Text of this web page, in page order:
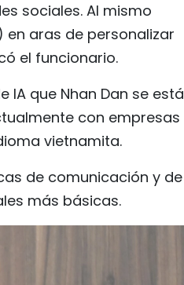
sociales. Al mismo
aras de personalizar
el funcionario.
que Nhan Dan se está
con empresas
vietnamita.
de comunicación y de
más básicas.